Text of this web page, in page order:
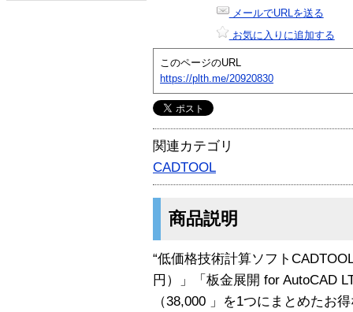
メールでURLを送る
お気に入りに追加する
このページのURL
https://plth.me/20920830
関連カテゴリ
CADTOOL
商品説明
“低価格技術計算ソフト
円）」「板金展開 for AutoCAD
（38,000 」を1つにまとめたお